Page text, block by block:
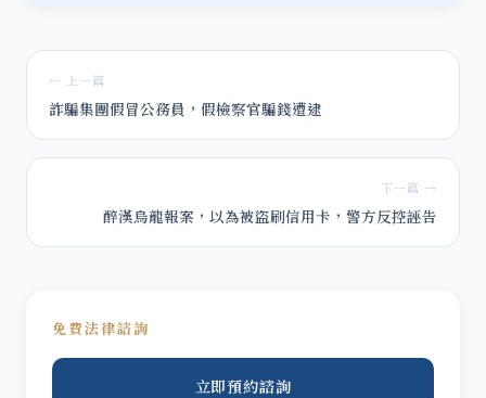
← 上一篇
詐騙集團假冒公務員，假檢察官騙錢遭逮
下一篇 →
醉漢烏龍報案，以為被盜刷信用卡，警方反控誣告
免費法律諮詢
立即預約諮詢